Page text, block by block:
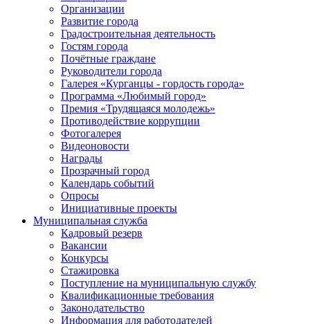
Организации
Развитие города
Градостроительная деятельность
Гостям города
Почётные граждане
Руководители города
Галерея «Курганцы - гордость города»
Программа «Любимый город»
Премия «Трудящаяся молодежь»
Противодействие коррупции
Фотогалерея
Видеоновости
Награды
Прозрачный город
Календарь событий
Опросы
Инициативные проекты
Муниципальная служба
Кадровый резерв
Вакансии
Конкурсы
Стажировка
Поступление на муниципальную службу
Квалификационные требования
Законодательство
Информация для работодателей